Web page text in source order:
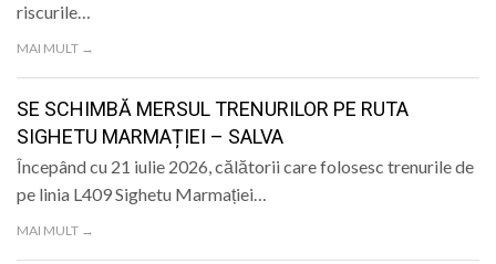
riscurile…
MAI MULT →
SE SCHIMBĂ MERSUL TRENURILOR PE RUTA
SIGHETU MARMAȚIEI – SALVA
Începând cu 21 iulie 2026, călătorii care folosesc trenurile de
pe linia L409 Sighetu Marmației…
MAI MULT →